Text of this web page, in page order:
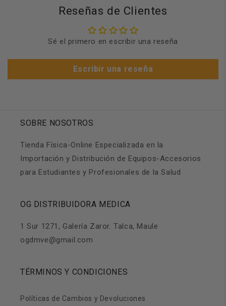
Reseñas de Clientes
Sé el primero en escribir una reseña
Escribir una reseña
SOBRE NOSOTROS
Tienda Física-Online Especializada en la
Importación y Distribución de Equipos-Accesorios
para Estudiantes y Profesionales de la Salud
OG DISTRIBUIDORA MEDICA
1 Sur 1271, Galería Zaror. Talca, Maule
ogdmve@gmail.com
TÉRMINOS Y CONDICIONES
Políticas de Cambios y Devoluciones